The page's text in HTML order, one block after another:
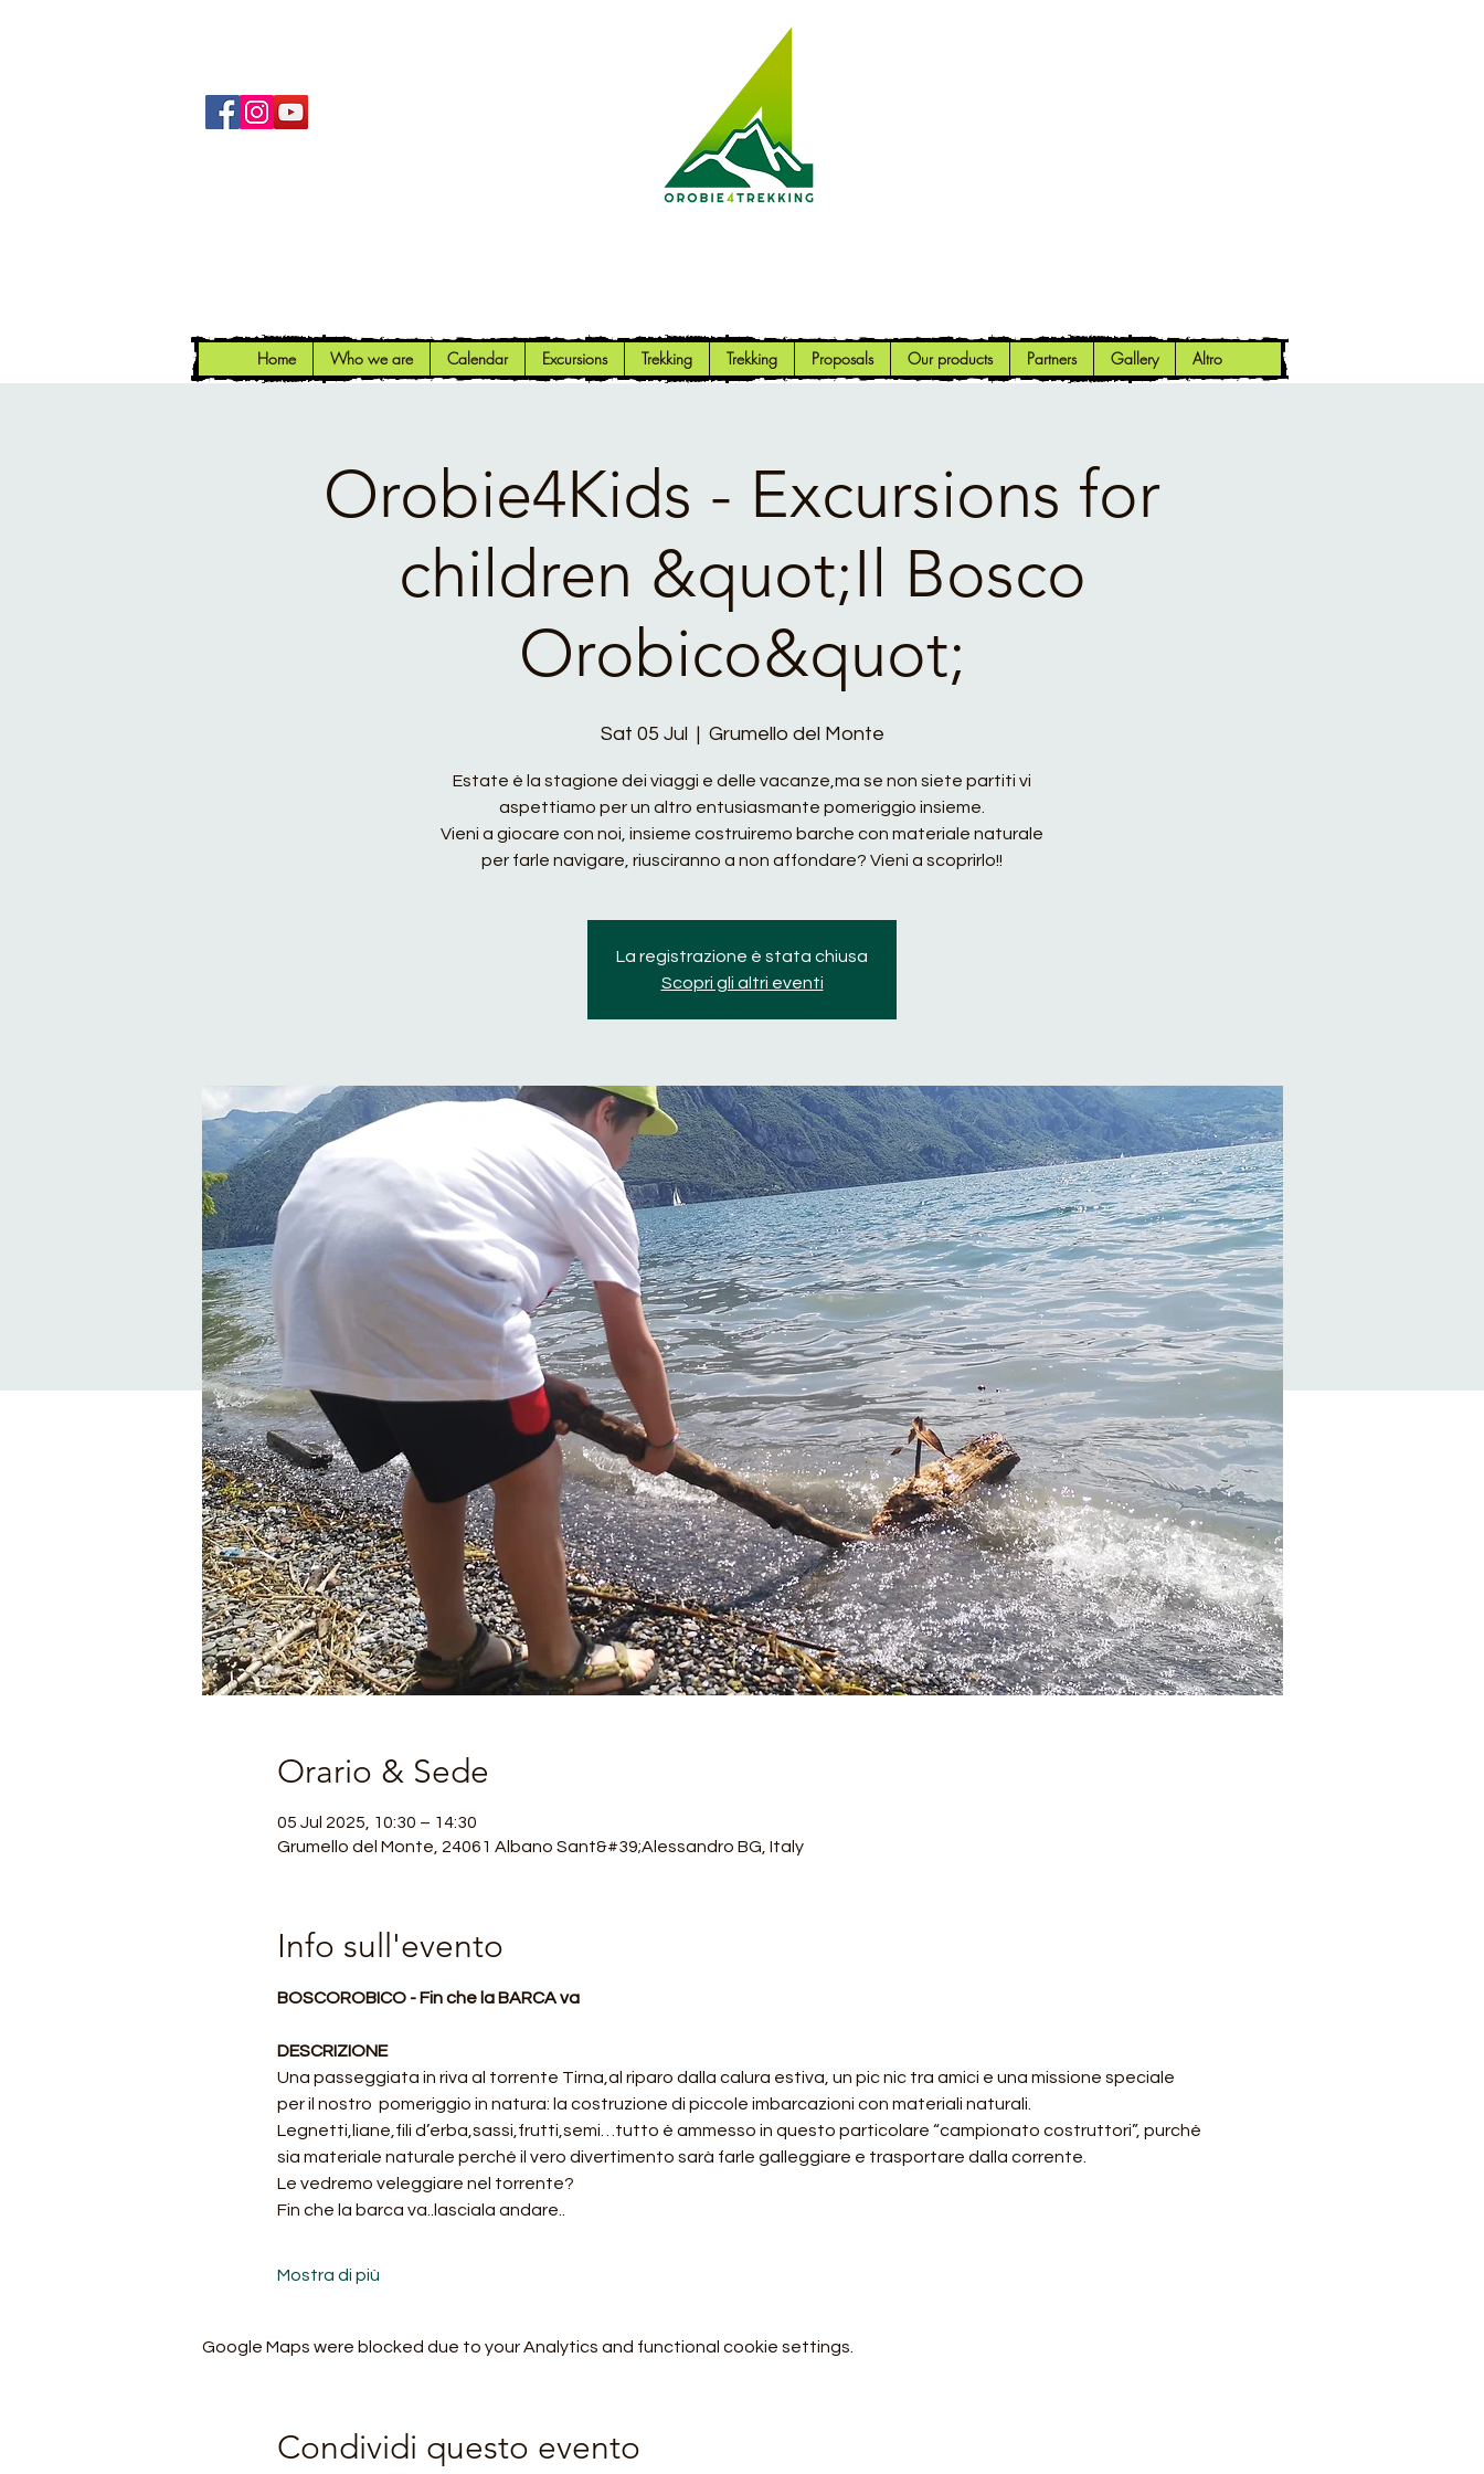
Home Who we are Calendar Excursions Trekking Trekking Proposals Our products Partners Gallery Altro
Orobie4Kids - Excursions for
children &quot;Il Bosco
Orobico&quot;
Sat 05 Jul
  |
Grumello del Monte
Estate è la stagione dei viaggi e delle vacanze,ma se non siete partiti vi
aspettiamo per un altro entusiasmante pomeriggio insieme.
Vieni a giocare con noi, insieme costruiremo barche con materiale naturale
per farle navigare, riusciranno a non affondare? Vieni a scoprirlo!!
La registrazione è stata chiusa
Scopri gli altri eventi
Orario & Sede
05 Jul 2025, 10:30 – 14:30
Grumello del Monte, 24061 Albano Sant&#39;Alessandro BG, Italy
Info sull'evento
BOSCOROBICO - Fin che la BARCA va
DESCRIZIONE
Una passeggiata in riva al torrente Tirna,al riparo dalla calura estiva, un pic nic tra amici e una missione speciale
per il nostro  pomeriggio in natura: la costruzione di piccole imbarcazioni con materiali naturali.
Legnetti,liane,fili d’erba,sassi,frutti,semi…tutto è ammesso in questo particolare “campionato costruttori”, purché
sia materiale naturale perché il vero divertimento sarà farle galleggiare e trasportare dalla corrente.
Le vedremo veleggiare nel torrente?
Fin che la barca va..lasciala andare..
Mostra di più
Google Maps were blocked due to your Analytics and functional cookie settings.
Condividi questo evento